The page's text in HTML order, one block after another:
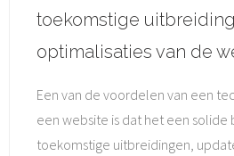
toekomstige
optimalisaties van de
Een van de voordelen van een
een website is dat het een solide
toekomstige uitbreidingen,